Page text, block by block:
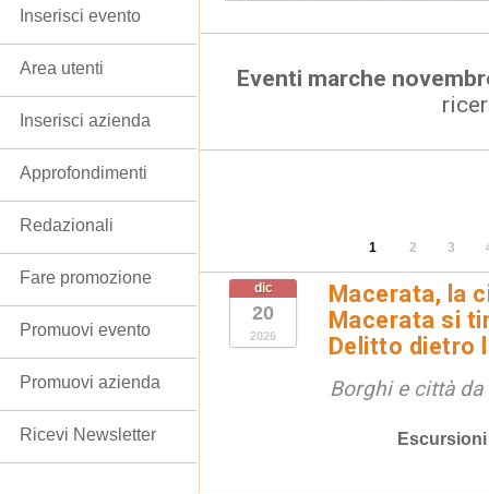
Eventi marche
1 2 3
dic
20
2026
Macerata, la
Macerata si
Delitto dietro
Borghi e città
Escursioni
Inserisci evento
Area utenti
Inserisci azienda
Approfondimenti
Redazionali
Fare promozione
Promuovi evento
Promuovi azienda
Ricevi Newsletter